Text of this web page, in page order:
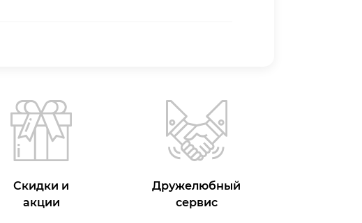
Скидки и
акции
Дружелюбный
сервис